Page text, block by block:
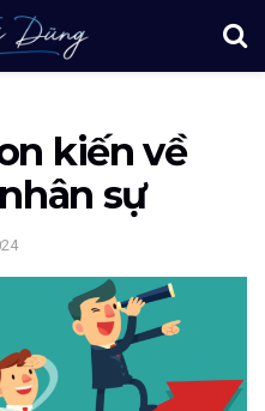
kiến về
sự